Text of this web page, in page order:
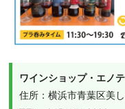
ワインショップ・エノ
住所：横浜市青葉区美